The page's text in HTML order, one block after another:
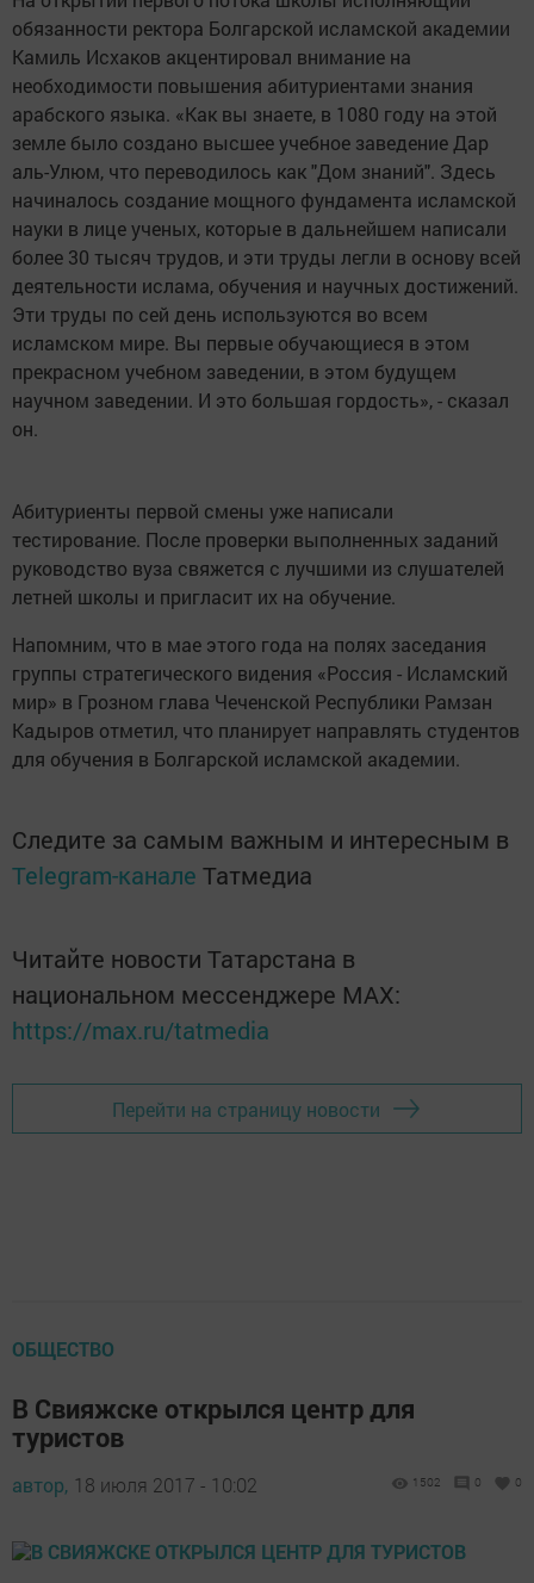
обязанности ректора Болгарской исламской академии
Камиль Исхаков акцентировал внимание на
необходимости повышения абитуриентами знания
арабского языка. «Как вы знаете, в 1080 году на этой
земле было создано высшее учебное заведение Дар
аль-Улюм, что переводилось как "Дом знаний". Здесь
начиналось создание мощного фундамента исламской
науки в лице ученых, которые в дальнейшем написали
более 30 тысяч трудов, и эти труды легли в основу всей
деятельности ислама, обучения и научных достижений.
Эти труды по сей день используются во всем
исламском мире. Вы первые обучающиеся в этом
прекрасном учебном заведении, в этом будущем
научном заведении. И это большая гордость», - сказал
он.
Абитуриенты первой смены уже написали
тестирование. После проверки выполненных заданий
руководство вуза свяжется с лучшими из слушателей
летней школы и пригласит их на обучение.
Напомним, что в мае этого года на полях заседания
группы стратегического видения «Россия - Исламский
мир» в Грозном глава Чеченской Республики Рамзан
Кадыров отметил, что планирует направлять студентов
для обучения в Болгарской исламской академии.
Следите за самым важным и интересным в
Telegram-канале Татмедиа
Читайте новости Татарстана в
национальном мессенджере MАХ:
https://max.ru/tatmedia
Перейти на страницу новости
ОБЩЕСТВО
В Свияжске открылся центр для
туристов
автор, 18 июля 2017 - 10:02 1502 0 0